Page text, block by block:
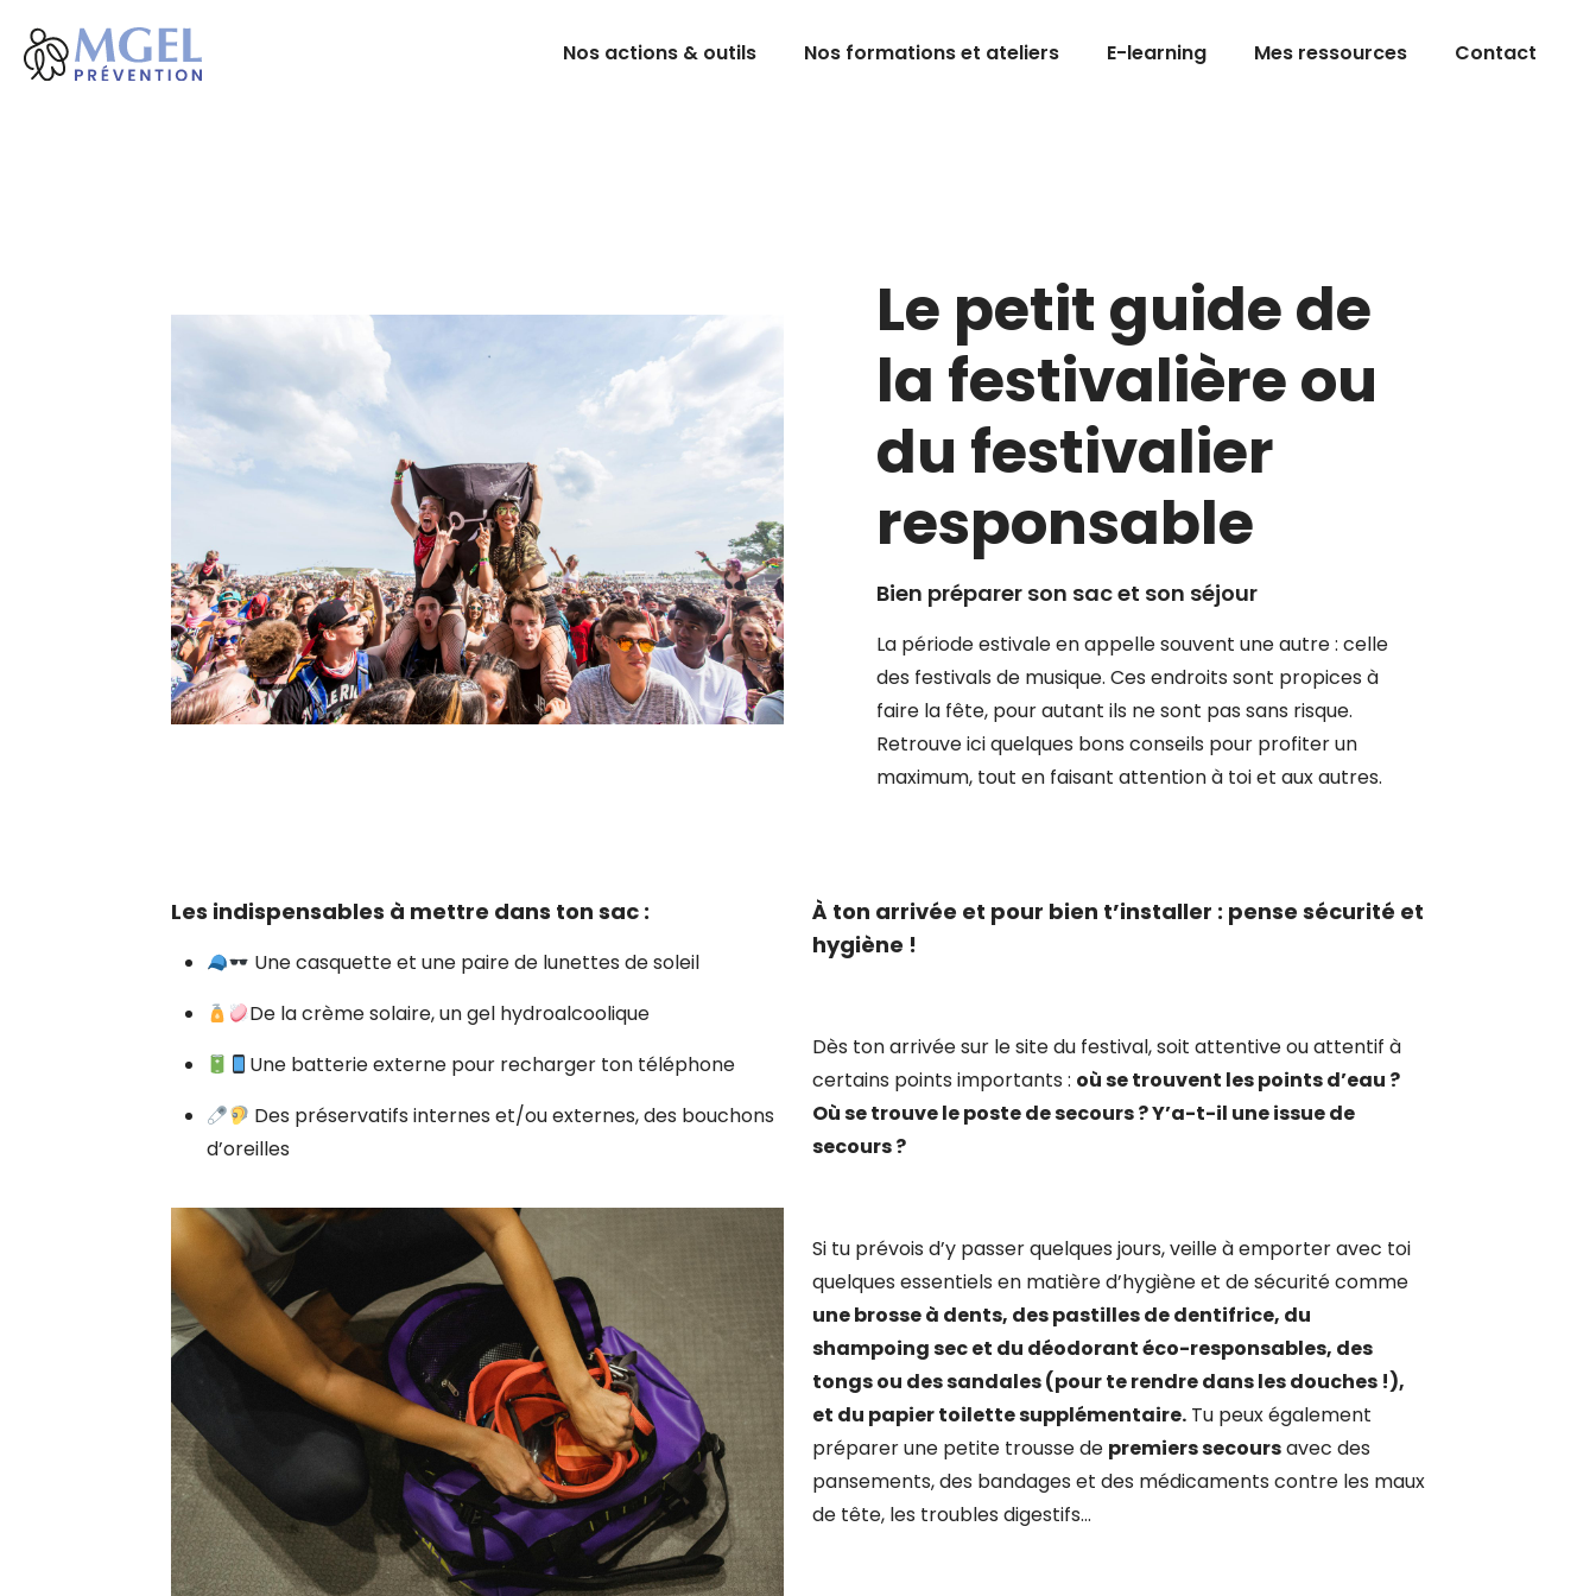
Nos actions & outils Nos formations et ateliers E-learning Mes ressources Contact
Le petit guide de
la festivalière ou
du festivalier
responsable
Bien préparer son sac et son séjour
La période estivale en appelle souvent une autre : celle
des festivals de musique. Ces endroits sont propices à
faire la fête, pour autant ils ne sont pas sans risque.
Retrouve ici quelques bons conseils pour profiter un
maximum, tout en faisant attention à toi et aux autres.
Les indispensables à mettre dans ton sac :
Une casquette et une paire de lunettes de soleil
De la crème solaire, un gel hydroalcoolique
Une batterie externe pour recharger ton téléphone
Des préservatifs internes et/ou externes, des bouchons
d’oreilles
À ton arrivée et pour bien t’installer : pense sécurité et
hygiène !
Dès ton arrivée sur le site du festival, soit attentive ou attentif à
certains points importants : où se trouvent les points d’eau ?
Où se trouve le poste de secours ? Y’a-t-il une issue de
secours ?
Si tu prévois d’y passer quelques jours, veille à emporter avec toi
quelques essentiels en matière d’hygiène et de sécurité comme
une brosse à dents, des pastilles de dentifrice, du
shampoing sec et du déodorant éco-responsables, des
tongs ou des sandales (pour te rendre dans les douches !),
et du papier toilette supplémentaire. Tu peux également
préparer une petite trousse de premiers secoursavec des
pansements, des bandages et des médicaments contre les maux
de tête, les troubles digestifs...